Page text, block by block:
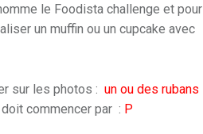
le Foodista challenge et pour
un muffin ou un cupcake avec
sur les photos :un ou des rubans
commencer par : P